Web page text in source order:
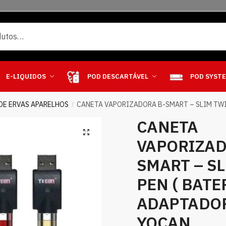
E-LIQUIDOS POD DESCARTÁVEL POD
ERVAS APARELHOS / CANETA VAPORIZADORA B-SMART – SLIM
CANETA
SMART –
PEN (